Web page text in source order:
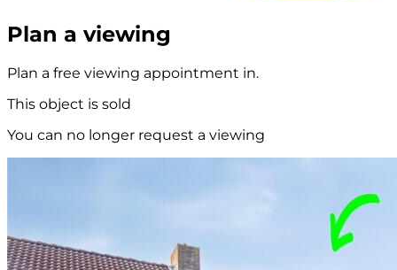
Plan a viewing
Plan a free viewing appointment in.
This object is sold
You can no longer request a viewing